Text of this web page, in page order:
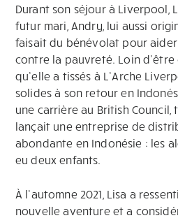
Durant son séjour à Liverpool,
futur mari, Andry, lui aussi
faisait du bénévolat pour
contre la pauvreté. Loin d’être
qu’elle a tissés à L’Arche
solides à son retour en
une carrière au British Council,
lançait une entreprise de
abondante en Indonésie : les
eu deux enfants.
À l’automne 2021, Lisa a
nouvelle aventure et a